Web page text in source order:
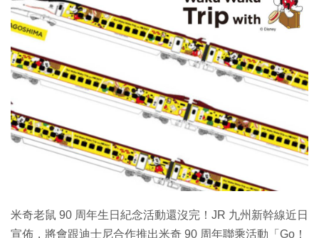
IT Times
生成式AI與雲端應用
Enterprise Digital Transformation
特集
米奇老鼠 90 周年生日紀念活動還沒完！JR 九州新幹線近日
宣佈，將會跟迪士尼合作推出米奇 90 周年聯乘活動「Go！